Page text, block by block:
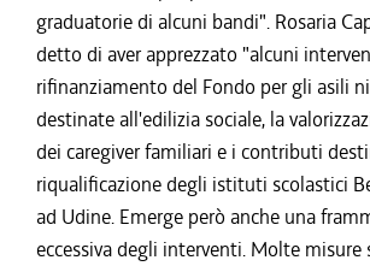
graduatorie di alcuni bandi". Rosaria
detto di aver apprezzato "alcuni
rifinanziamento del Fondo per gli asili
destinate all'edilizia sociale, la
dei caregiver familiari e i contributi
riqualificazione degli istituti scolastici
ad Udine. Emerge però anche una
eccessiva degli interventi. Molte misure